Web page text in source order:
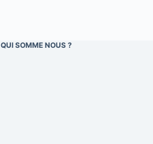
QUI SOMME NOUS ?